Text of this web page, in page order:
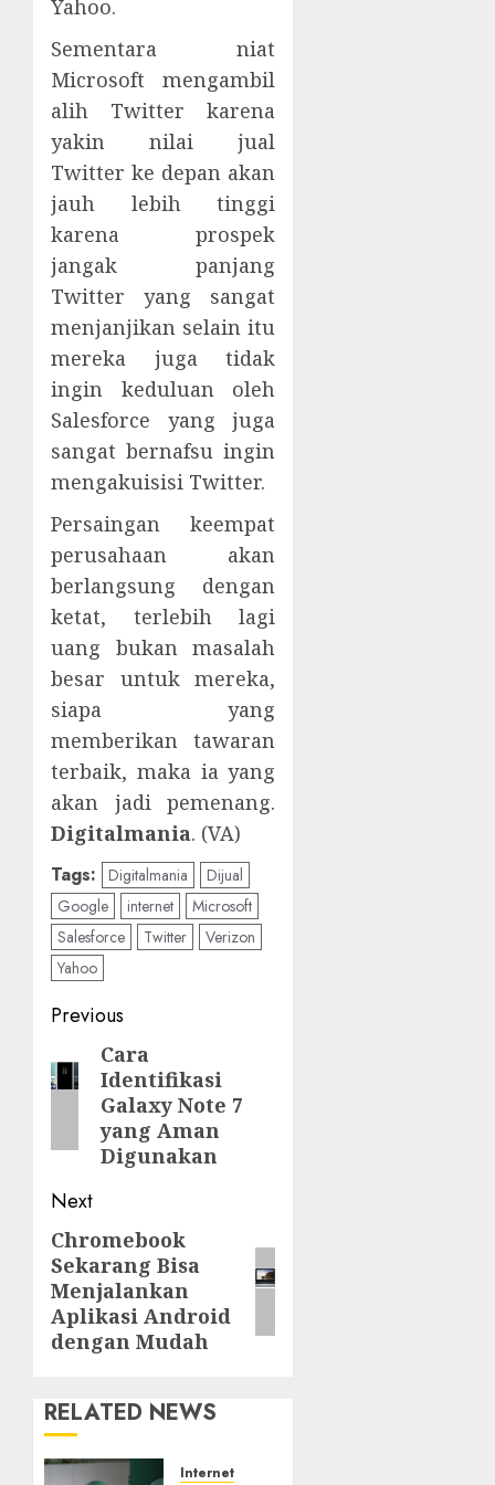
Yahoo.
Sementara niat
Microsoft mengambil
alih Twitter karena
yakin nilai jual
Twitter ke depan akan
jauh lebih tinggi
karena prospek
jangak panjang
Twitter yang sangat
menjanjikan selain itu
mereka juga tidak
ingin keduluan oleh
Salesforce yang juga
sangat bernafsu ingin
mengakuisisi Twitter.
Persaingan keempat
perusahaan akan
berlangsung dengan
ketat, terlebih lagi
uang bukan masalah
besar untuk mereka,
siapa yang
memberikan tawaran
terbaik, maka ia yang
akan jadi pemenang.
Digitalmania. (VA)
Tags: Digitalmania
Dijual
Google
internet
Microsoft
Salesforce
Twitter
Verizon
Yahoo
Post
navigation
Previous
Previous
post:
Cara
Identifikasi
Galaxy Note 7
yang Aman
Digunakan
Next
Next
post:
Chromebook
Sekarang Bisa
Menjalankan
Aplikasi Android
dengan Mudah
RELATED NEWS
Internet